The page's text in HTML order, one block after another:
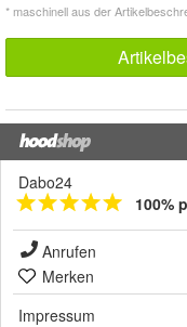
* maschinell aus der
Dabo24
100%
Anrufen
Merken
Impressum